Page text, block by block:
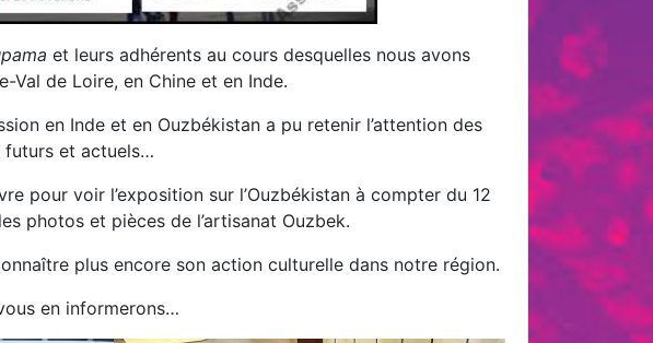
et leurs adhérents au cours desquelles nous avons
Val de Loire, en Chine et en Inde.
en Inde et en Ouzbékistan a pu retenir l’attention des
futurs et actuels…
pour voir l’exposition sur l’Ouzbékistan à compter du 12
photos et pièces de l’artisanat Ouzbek.
plus encore son action culturelle dans notre région.
en informerons…